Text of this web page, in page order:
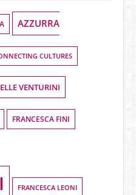
AZZURRA
CULTURES
ELLE VENTURINI
FRANCESCA FINI
FRANCESCA LEONI